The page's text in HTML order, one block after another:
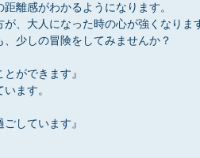
離感がわかるようになります。
、大人になった時の心が強くなりま
少しの冒険をしてみませんか？
ができます』
ます。
しています』